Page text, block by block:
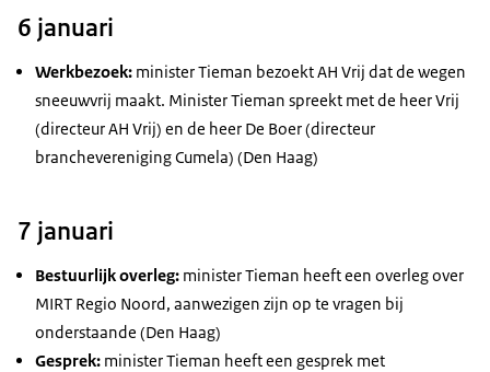
6 januari
Werkbezoek: minister Tieman bezoekt AH Vrij dat de wegen
sneeuwvrij maakt. Minister Tieman spreekt met de heer Vrij
(directeur AH Vrij) en de heer De Boer (directeur
branchevereniging Cumela) (Den Haag)
7 januari
Bestuurlijk overleg: minister Tieman heeft een overleg over
MIRT Regio Noord, aanwezigen zijn op te vragen bij
onderstaande (Den Haag)
Gesprek: minister Tieman heeft een gesprek met